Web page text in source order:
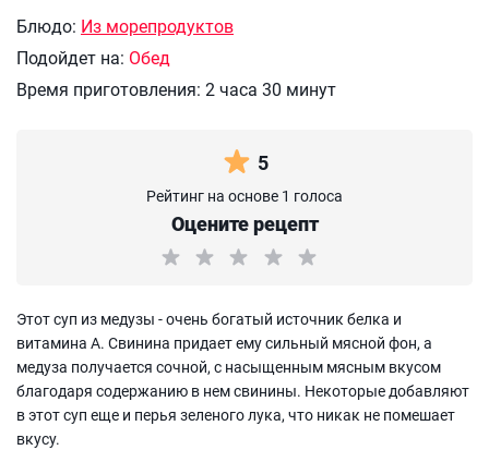
Блюдо: Из морепродуктов
Подойдет на: Обед
Время приготовления: 2 часа 30 минут
5
Рейтинг на основе 1 голоса
Оцените рецепт
Этот суп из медузы - очень богатый источник белка и
витамина А. Свинина придает ему сильный мясной фон, а
медуза получается сочной, с насыщенным мясным вкусом
благодаря содержанию в нем свинины. Некоторые добавляют
в этот суп еще и перья зеленого лука, что никак не помешает
вкусу.